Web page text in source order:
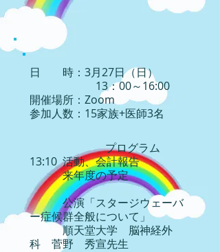
日 時：3月27日（日）
13：00～16:00
開催場所：Zoom
参加人数：15家族+医師3名
プログラム
13:10 活動、会計報告
来年度の予定
公演「スタージウェーバ
ー症候群全般について」
順天堂大学 脳神経外
科 菅野 秀宣先生